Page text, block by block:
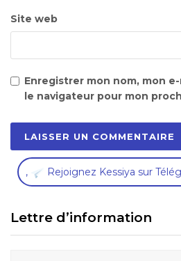
Site web
Enregistrer mon nom, mon
le navigateur pour mon
, Rejoignez Kessiya sur
Lettre d’information